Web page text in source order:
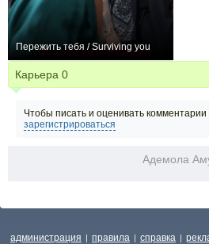
Пережить тебя / Surviving you
Карьера 0
Чтобы писать и оценивать
зарегистрироваться
Адемола
администрация | правила | справка |